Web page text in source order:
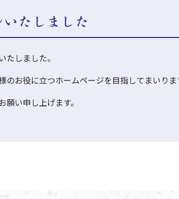
たしました
しました。
お役に立つホームページを目指してまいりま
い申し上げます。